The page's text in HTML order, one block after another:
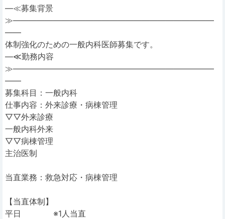
―≪募集背景
≫―――――――――――――――――――――――――
――
体制強化のための一般内科医師募集です。
―≪勤務内容
≫―――――――――――――――――――――――――
――
募集科目：一般内科
仕事内容：外来診療・病棟管理
▽▽外来診療
一般内科外来
▽▽病棟管理
主治医制
当直業務：救急対応・病棟管理
【当直体制】
平日 ※1人当直